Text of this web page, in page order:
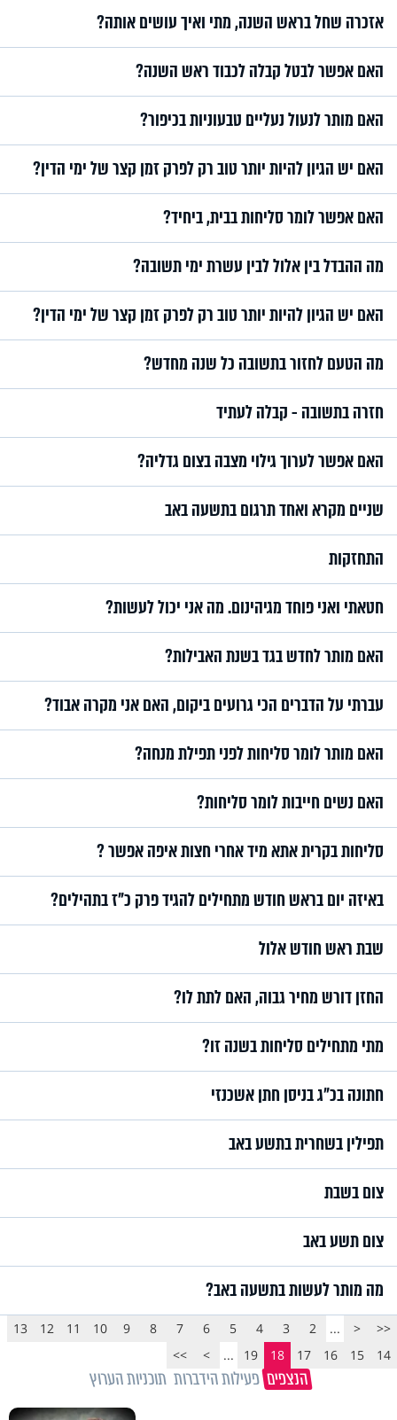
אזכרה שחל בראש השנה, מתי ואיך עושים אותה?
האם אפשר לבטל קבלה לכבוד ראש השנה?
האם מותר לנעול נעליים טבעוניות בכיפור?
האם יש הגיון להיות יותר טוב רק לפרק זמן קצר של ימי הדין?
האם אפשר לומר סליחות בבית, ביחיד?
מה ההבדל בין אלול לבין עשרת ימי תשובה?
האם יש הגיון להיות יותר טוב רק לפרק זמן קצר של ימי הדין?
מה הטעם לחזור בתשובה כל שנה מחדש?
חזרה בתשובה - קבלה לעתיד
האם אפשר לערוך גילוי מצבה בצום גדליה?
שניים מקרא ואחד תרגום בתשעה באב
התחזקות
חטאתי ואני פוחד מגיהינום. מה אני יכול לעשות?
האם מותר לחדש בגד בשנת האבילות?
עברתי על הדברים הכי גרועים ביקום, האם אני מקרה אבוד?
האם מותר לומר סליחות לפני תפילת מנחה?
האם נשים חייבות לומר סליחות?
סליחות בקרית אתא מיד אחרי חצות איפה אפשר ?
באיזה יום בראש חודש מתחילים להגיד פרק כ"ז בתהילים?
שבת ראש חודש אלול
החזן דורש מחיר גבוה, האם לתת לו?
מתי מתחילים סליחות בשנה זו?
חתונה בכ״ג בניסן חתן אשכנזי
תפילין בשחרית בתשע באב
צום בשבת
צום תשע באב
מה מותר לעשות בתשעה באב?
<<
<
...
2
3
4
5
6
7
8
9
10
11
12
13
14
15
16
17
18
19
...
>
>>
הנצפים פעילות הידברות תוכניות הערוץ